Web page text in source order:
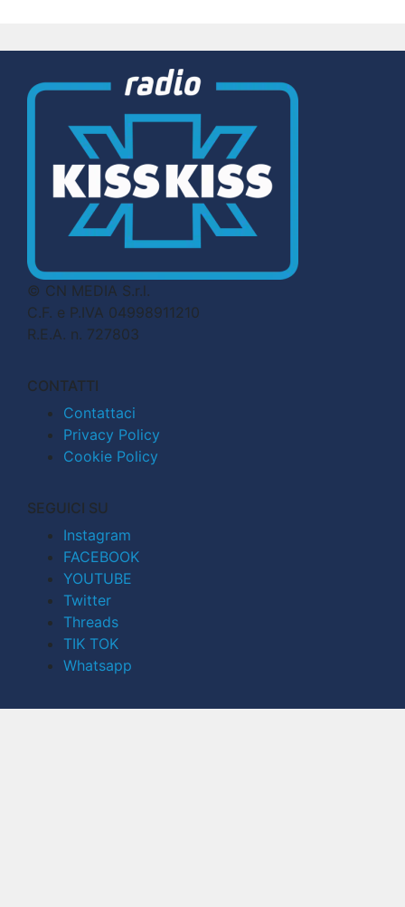
© CN MEDIA S.r.l.
C.F. e P.IVA 04998911210
R.E.A. n. 727803
CONTATTI
Contattaci
Privacy Policy
Cookie Policy
SEGUICI SU
Instagram
FACEBOOK
YOUTUBE
Twitter
Threads
TIK TOK
Whatsapp